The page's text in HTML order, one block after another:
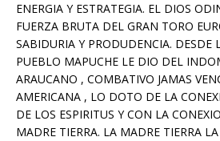
ENERGIA Y ESTRATEGIA. EL DIOS
FUERZA BRUTA DEL GRAN TORO
SABIDURIA Y PRODUDENCIA. DESDE
PUEBLO MAPUCHE LE DIO DEL
ARAUCANO , COMBATIVO JAMAS
AMERICANA , LO DOTO DE LA
DE LOS ESPIRITUS Y CON LA
MADRE TIERRA. LA MADRE TIERRA